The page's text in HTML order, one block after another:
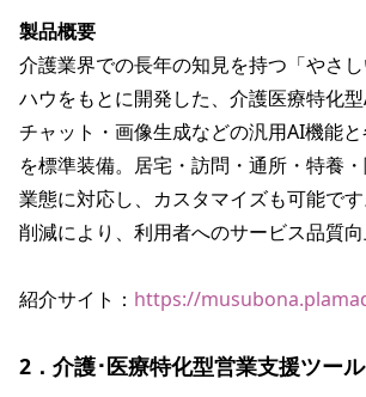
製品概要
介護業界での長年の知見を持つ「やさ
ハウをもとに開発した、介護医療特化型
チャット・画像生成などの汎用AI機能
を標準装備。居宅・訪問・通所・特養
業態に対応し、カスタマイズも可能で
削減により、利用者へのサービス品質向
紹介サイト： https://
2．介護･医療特化型営業支援ツール